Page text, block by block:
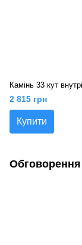
2 815 грн
Купити
Обговорення